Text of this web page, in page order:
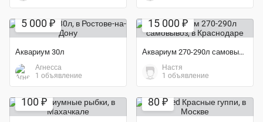
5 000 ₽
Аквариум 30л
Агнесса
1 объявление
15 000 ₽
Аквариум 270-290л самовывоз
Настя
1 объявление
100 ₽ 80 ₽